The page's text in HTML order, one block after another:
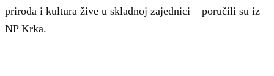
priroda i kultura žive u skladnoj zajednici – poručili su iz
NP Krka.